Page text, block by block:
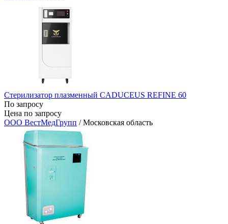
Стерилизатор плазменный CADUCEUS REFINE 60
По запросу
Цена по запросу
ООО ВестМедГрупп / Московская область